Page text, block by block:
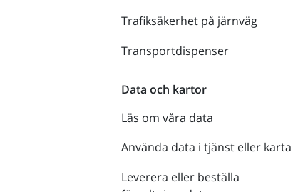
Trafiksäkerhet på järnväg
Transportdispenser
Data och kartor
Läs om våra data
Använda data i tjänst eller karta
Leverera eller beställa